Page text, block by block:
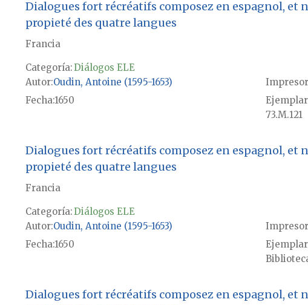
Dialogues fort récréatifs composez en espagnol, et
propieté des quatre langues
Francia
Categoría:Diálogos ELE
Autor Oudin, Antoine (1595-1653)
Fecha1650 Ejemplar
73.M.121
Dialogues fort récréatifs composez en espagnol, et
propieté des quatre langues
Francia
Categoría:Diálogos ELE
Autor Oudin, Antoine (1595-1653)
Fecha1650 Ejemplar
Dialogues fort récréatifs composez en espagnol, et